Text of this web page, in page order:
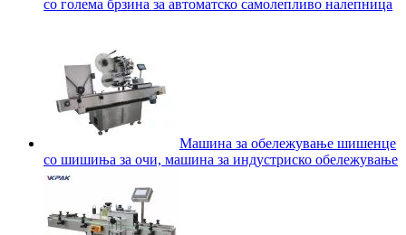
со голема брзина за автоматско самолепливо налепница
Машина за обележување шишенце
со шишиња за очи, машина за индустриско обележување